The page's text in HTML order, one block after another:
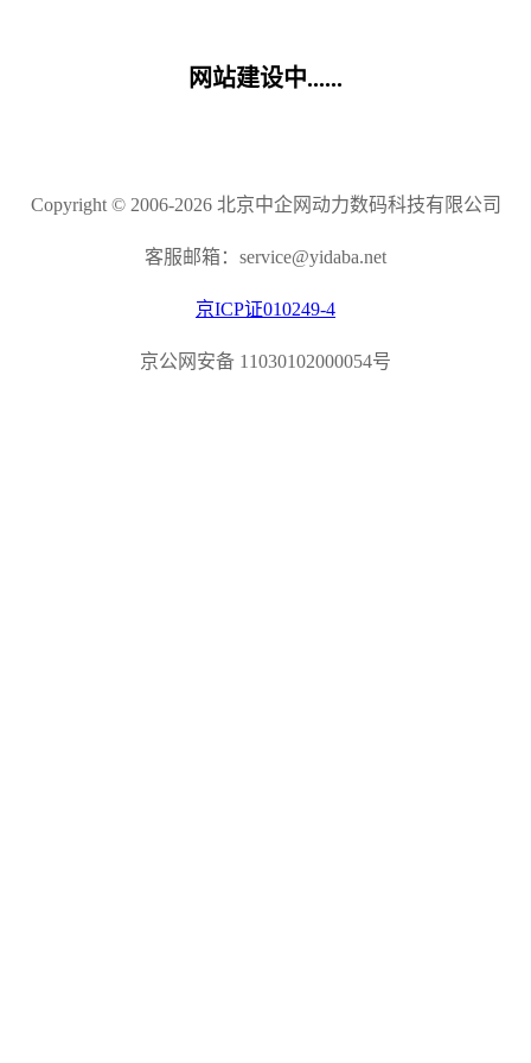
网站建设中......
Copyright © 2006-2026 北京中企网动力数码科技有限公司
客服邮箱：service@yidaba.net
京ICP证010249-4
京公网安备 11030102000054号